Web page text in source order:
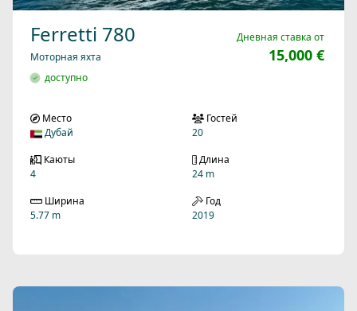
Ferretti 780
Моторная яхта
доступно
Дневная ставка от
15,000 €
Место
Дубай
Гостей
20
Каюты
4
Длина
24 m
Ширина
5.77 m
Год
2019